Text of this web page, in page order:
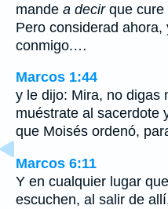
mande a decirque cure
Pero considerad
conmigo.…
Marcos 1:44
y le dijo: Mira, no digas
muéstrate al sacerdote
que Moisés ordenó,
Marcos 6:11
Y en cualquier lugar
escuchen, al salir de